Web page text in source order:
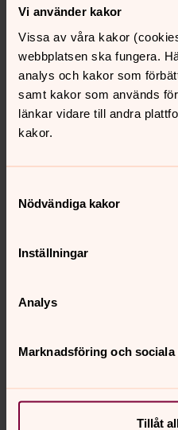
Vi använder kakor
Vissa av våra kakor
webbplatsen ska fungera.
analys och kakor som
samt kakor som används
länkar vidare till andra
kakor.
Nödvändiga kakor
Inställningar
Analys
Marknadsföring och sociala
Tillåt
Eva Olsson
Personalansvarig,
Direkt: